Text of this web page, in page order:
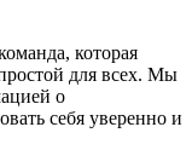
которая
для всех. Мы
о
себя уверенно и